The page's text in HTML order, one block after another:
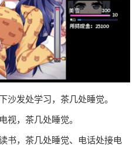
沙发处学习，茶几处睡觉。
视，茶几处睡觉。
书，茶几处睡觉、电话处接电